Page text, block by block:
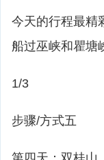
今天的行程最精
船过巫峡和瞿塘
1/3
步骤/方式五